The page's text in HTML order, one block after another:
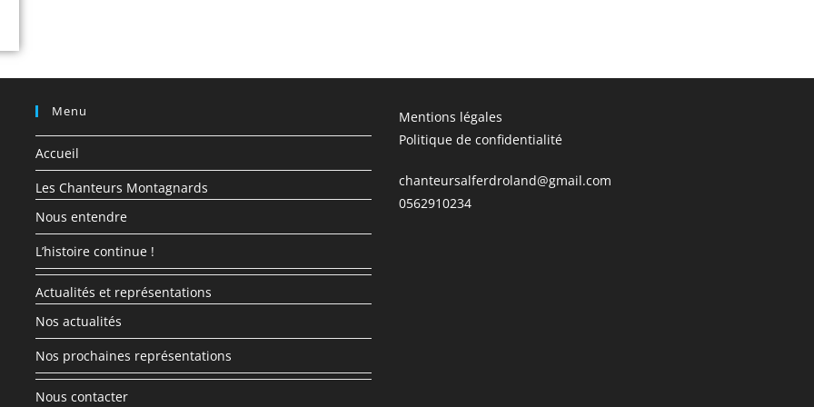
Menu
Accueil
Les Chanteurs Montagnards
Nous entendre
L’histoire continue !
Actualités et représentations
Nos actualités
Nos prochaines représentations
Nous contacter
Mentions légales
Politique de confidentialité
chanteursalferdroland@gmail.com
0562910234